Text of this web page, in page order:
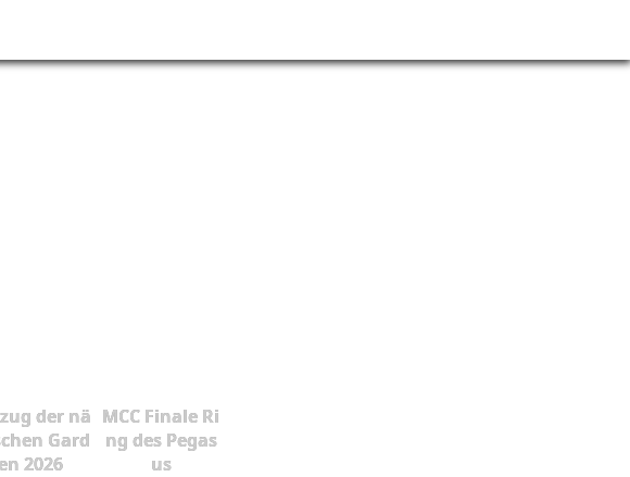
der nä
Gard
2026
MCC Finale Ri
ng des Pegas
us